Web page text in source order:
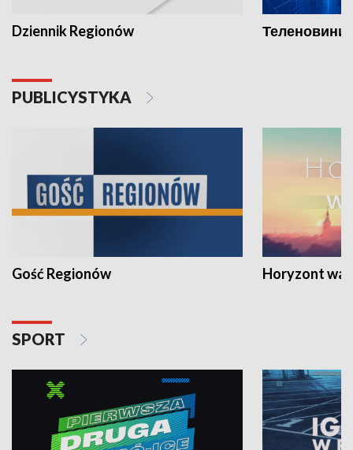
Dziennik Regionów Теленовини
PUBLICYSTYKA
Gość Regionów Horyzont
SPORT